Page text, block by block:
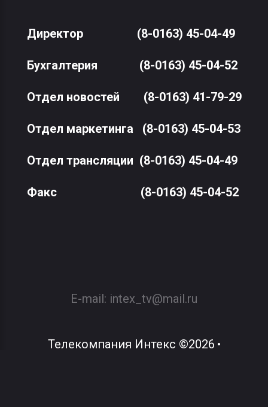
Директор (8-0163) 45-04-49
Бухгалтерия (8-0163) 45-04-52
Отдел новостей (8-0163) 41-79-29
Отдел маркетинга (8-0163) 45-04-53
Отдел трансляции (8-0163) 45-04-49
Факс(8-0163) 45-04-52
E-mail: intex_tv@mail.ru
Телекомпания Интекс ©2026